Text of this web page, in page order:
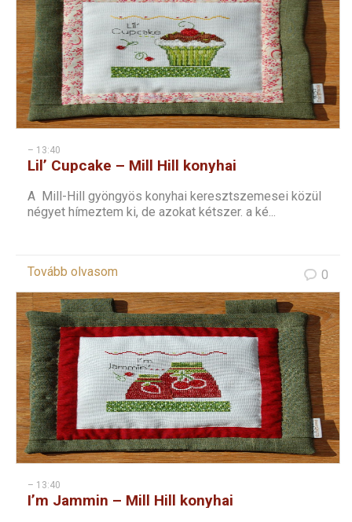
– 13:40
Lil’ Cupcake – Mill Hill konyhai
A Mill-Hill gyöngyös konyhai keresztszemesei közül
négyet hímeztem ki, de azokat kétszer. a ké...
Tovább olvasom 0
– 13:40
I’m Jammin – Mill Hill konyhai